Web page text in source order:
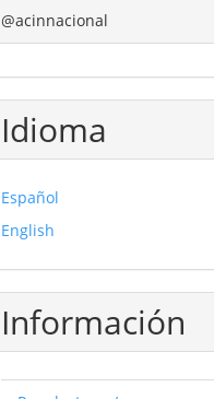
@acinnacional
Idioma
Español
English
Información